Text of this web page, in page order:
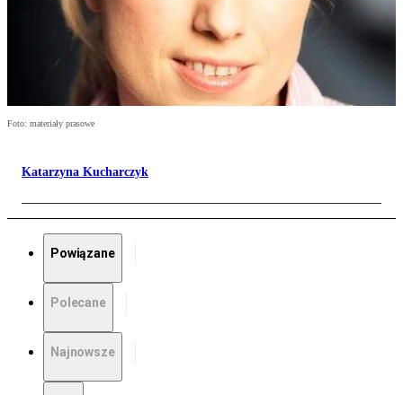
Foto: materiały prasowe
Katarzyna Kucharczyk
Powiązane
Polecane
Najnowsze